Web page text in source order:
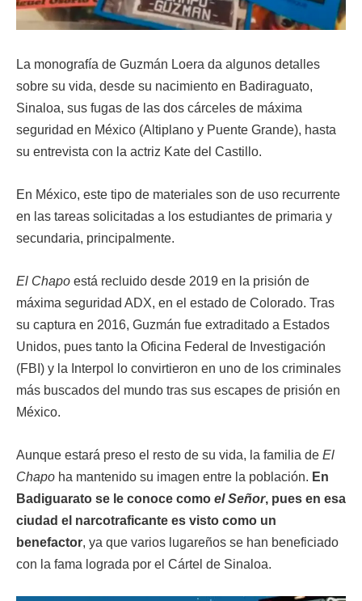
La monografía de Guzmán Loera da algunos detalles
sobre su vida, desde su nacimiento en Badiraguato,
Sinaloa, sus fugas de las dos cárceles de máxima
seguridad en México (Altiplano y Puente Grande), hasta
su entrevista con la actriz Kate del Castillo.
En México, este tipo de materiales son de uso recurrente
en las tareas solicitadas a los estudiantes de primaria y
secundaria, principalmente.
El Chapo está recluido desde 2019 en la prisión de
máxima seguridad ADX, en el estado de Colorado. Tras
su captura en 2016, Guzmán fue extraditado a Estados
Unidos, pues tanto la Oficina Federal de Investigación​
(FBI) y la Interpol lo convirtieron en uno de los criminales
más buscados del mundo tras sus escapes de prisión en
México.
Aunque estará preso el resto de su vida, la familia de El
Chapo ha mantenido su imagen entre la población. En
Badiguarato se le conoce como el Señor, pues en esa
ciudad el narcotraficante es visto como un
benefactor, ya que varios lugareños se han beneficiado
con la fama lograda por el Cártel de Sinaloa.